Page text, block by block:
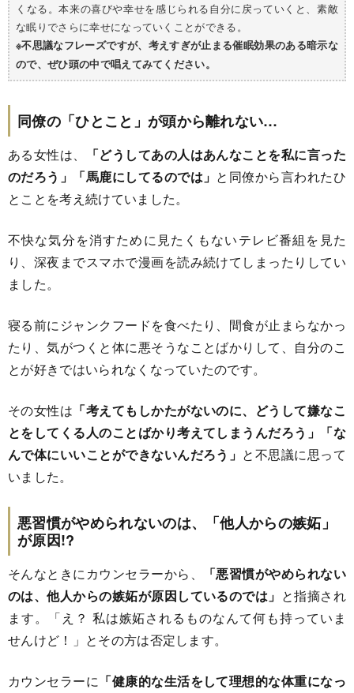
くなる。本来の喜びや幸せを感じられる自分に戻っていくと、素敵
な眠りでさらに幸せになっていくことができる。
※不思議なフレーズですが、考えすぎが止まる催眠効果のある暗示な
ので、ぜひ頭の中で唱えてみてください。
同僚の「ひとこと」が頭から離れない…
ある女性は、
「どうしてあの人はあんなことを私に言った
のだろう」「馬鹿にしてるのでは」 と同僚から言われたひ
とことを考え続けていました。
不快な気分を消すために見たくもないテレビ番組を見た
り、深夜までスマホで漫画を読み続けてしまったりしてい
ました。
寝る前にジャンクフードを食べたり、間食が止まらなかっ
たり、気がつくと体に悪そうなことばかりして、自分のこ
とが好きではいられなくなっていたのです。
その女性は 「考えてもしかたがないのに、どうして嫌なこ
とをしてくる人のことばかり考えてしまうんだろう」「な
んで体にいいことができないんだろう」 と不思議に思って
いました。
悪習慣がやめられないのは、「他人からの嫉妬」
が原因!?
そんなときにカウンセラーから、
「悪習慣がやめられない
のは、他人からの嫉妬が原因しているのでは」 と指摘され
ます。「え？ 私は嫉妬されるものなんて何も持っていま
せんけど！」とその方は否定します。
カウンセラーに 「健康的な生活をして理想的な体重になっ